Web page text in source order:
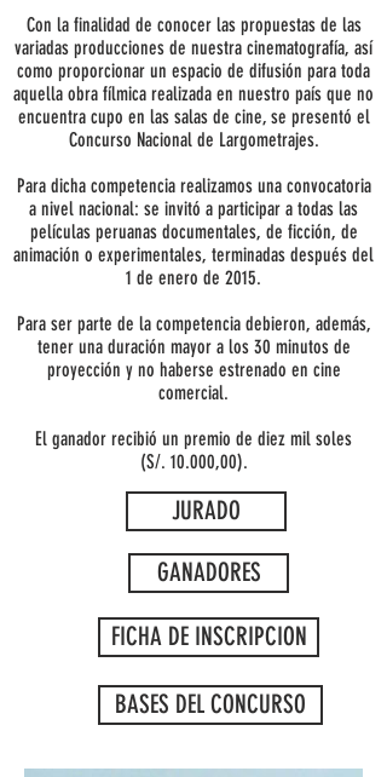
Con la finalidad de conocer las propuestas de las
variadas producciones de nuestra cinematografía, así
como proporcionar un espacio de difusión para toda
aquella obra fílmica realizada en nuestro país que no
encuentra cupo en las salas de cine, se presentó el
Concurso Nacional de Largometrajes.
Para dicha competencia realizamos una convocatoria
a nivel nacional: se invitó a participar a todas las
películas peruanas documentales, de ficción, de
animación o experimentales, terminadas después del
1 de enero de 2015.
Para ser parte de la competencia debieron, además,
tener una duración mayor a los 30 minutos de
proyección y no haberse estrenado en cine
comercial.
El ganador recibió un premio de diez mil soles
(S/. 10.000,00).
JURADO
GANADORES
FICHA DE INSCRIPCION
BASES DEL CONCURSO